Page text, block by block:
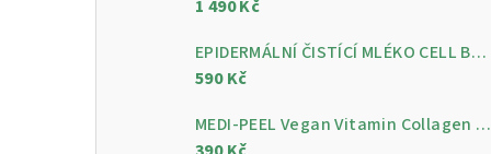
1 490 Kč
EPIDERMÁLNÍ ČISTÍCÍ MLÉKO CELL BY CELL Epidermal Cleansing Milk 200 ml
590 Kč
MEDI-PEEL Vegan Vitamin Collagen Clear, 300 ml